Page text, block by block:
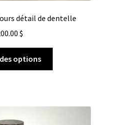
détail de dentelle
$
options